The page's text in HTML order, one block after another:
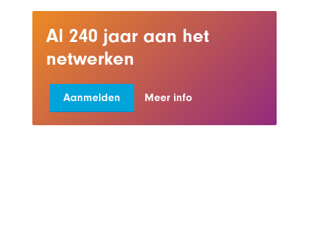
Al 240 jaar aan het
netwerken
Aanmelden Meer info